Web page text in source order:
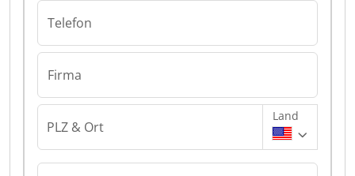
Telefon
Firma
PLZ & Ort
Land